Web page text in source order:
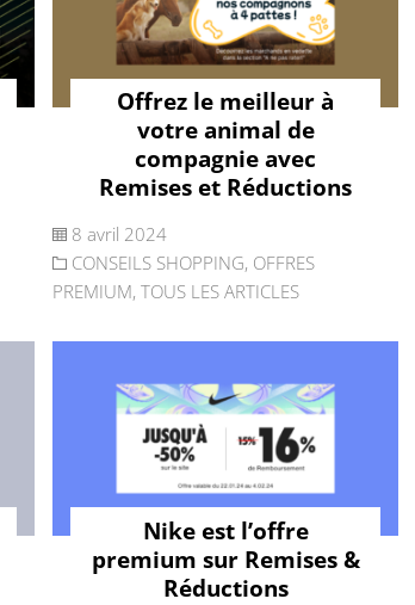
Offrez le meilleur à
votre animal de
compagnie avec
Remises et Réductions
8 avril 2024
CONSEILS SHOPPING, OFFRES
PREMIUM, TOUS LES ARTICLES
Nike est l’offre
premium sur Remises &
Réductions